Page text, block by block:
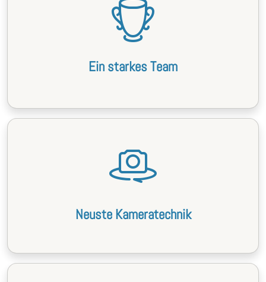
Ein starkes Team
Neuste Kameratechnik